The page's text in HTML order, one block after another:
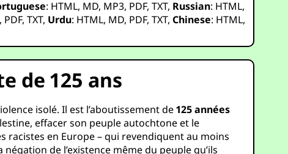
: HTML, MD, MP3, PDF,TXT, Russian: HTML,
, PDF,TXT, Urdu: HTML, MD, PDF,TXT,Chinese: HTML,
de 125 ans
isolé. Il est l’aboutissement de125 années
effacer son peuple autochtone et le
racistes en Europe – qui revendiquent au moins
de l’existence même du peuple qu’ils